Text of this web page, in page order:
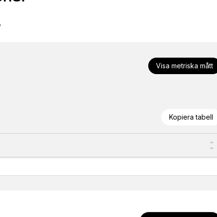
Visa metriska mått
Kopiera tabell